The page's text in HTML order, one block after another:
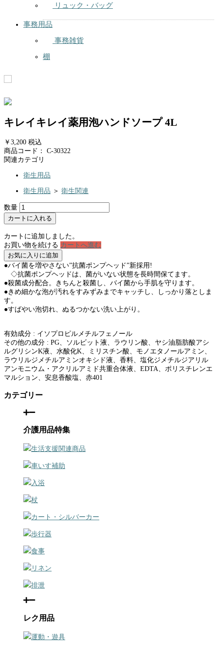
リュック・バッグ
事務用品
事務雑貨
棚
キレイキレイ薬用泡ハンドソープ 4L
￥3,200 税込
商品コード： C-30322
関連カテゴリ
衛生用品
衛生用品 ＞ 衛生関連
数量
カートに入れる
カートに追加しました。
お買い物を続ける カートへ進む
お気に入りに追加
●バイ菌を増やさない”抗菌ポンプヘッド”新採用!
◇抗菌ポンプヘッドは、菌がいない状態を長時間保てます。
●殺菌成分配合。きちんと殺菌し、バイ菌から手肌を守ります。
●きめ細かな泡が汚れをすみずみまでキャッチし、しっかり落としま
す。
●すばやい泡切れ、ぬるつかない洗い上がり。
有効成分 : イソプロピルメチルフェノール
その他の成分 : PG、ソルビット液、ラウリン酸、ヤシ油脂肪酸アシ
ルグリシンK液、水酸化K、ミリスチン酸、モノエタノールアミン、
ラウリルジメチルアミンオキシド液、香料、塩化ジメチルジアリル
アンモニウム・アクリルアミド共重合体液、EDTA、ポリスチレンエ
マルション、安息香酸塩、赤401
カテゴリー
介護用品特集
生活支援関連商品
車いす補助
入浴
杖
カート・シルバーカー
歩行器
食事
リネン
排泄
レク用品
運動・遊具